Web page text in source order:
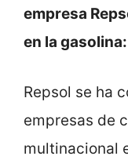
empresa
en la
Repsol se ha
empresas de
multinacional